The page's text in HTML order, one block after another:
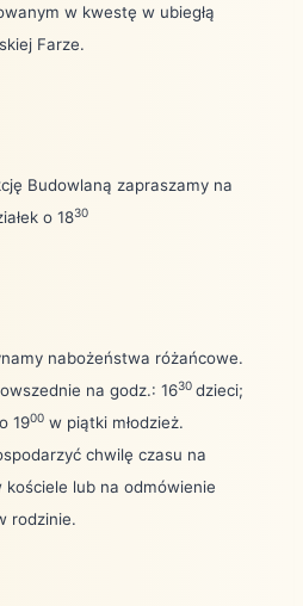
w kwestę w ubiegłą
Farze.
Budowlaną zapraszamy na
o 1830
nabożeństwa różańcowe.
na godz.: 1630 dzieci;
1900 w piątki młodzież.
chwilę czasu na
lub na odmówienie
rodzinie.